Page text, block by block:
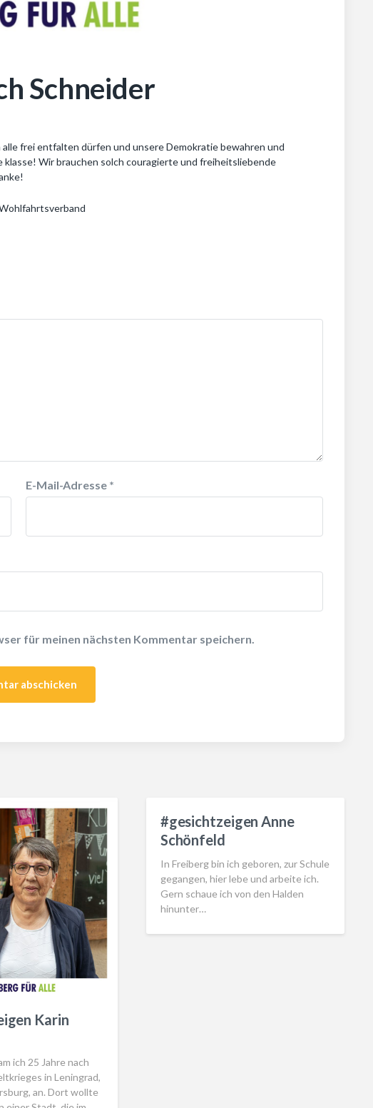
Schneider
frei entfalten dürfen und unsere Demokratie bewahren und
Wir brauchen solch couragierte und freiheitsliebende
E-Mail-Adresse *
für meinen nächsten Kommentar speichern.
Karin
ich 25 Jahre nach
in Leningrad,
an. Dort wollte
#gesichtzeigen Anne
Schönfeld
In Freiberg bin ich geboren, zur Schule
gegangen, hier lebe und arbeite ich.
Gern schaue ich von den Halden
hinunter…